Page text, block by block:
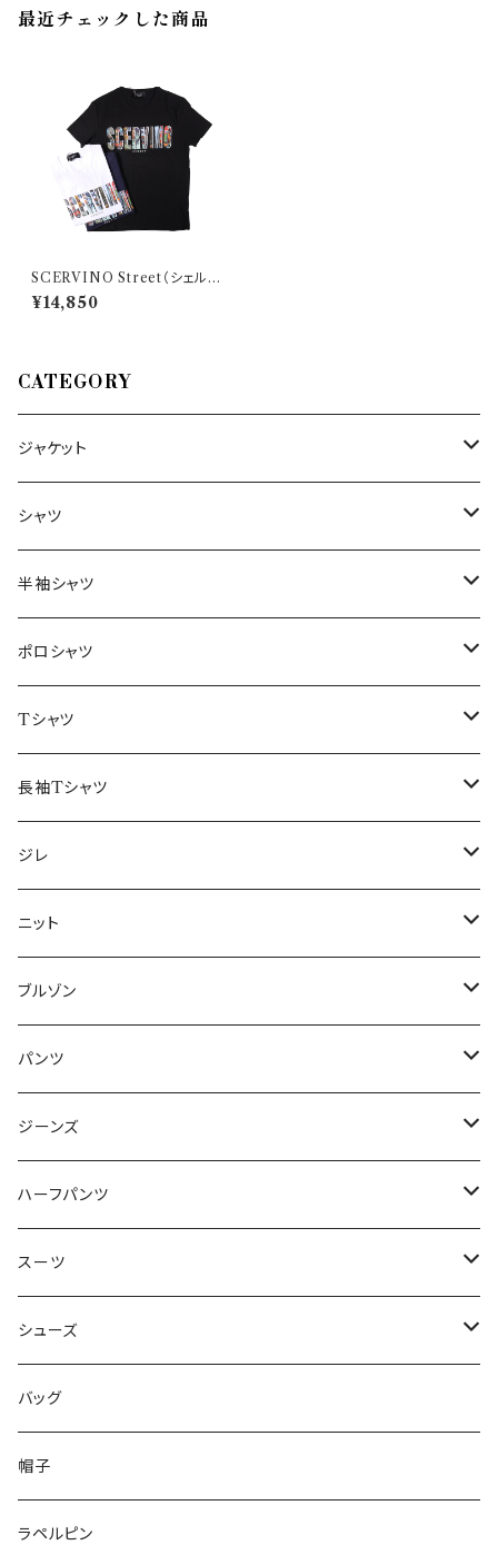
最近チェックした商品
SCERVINO Street（シェルヴ
ィーノ ストリート） Uネック半袖
¥14,850
CATEGORY
ジャケット
～44/S
46/M
48/L
50/XL～
シャツ
～44/S
46/M
48/L
50/XL～
半袖シャツ
～44/S
46/M
48/L
50/XL～
ポロシャツ
～44/S
46/M
48/L
50/XL～
Tシャツ
～44/S
46/M
48/L
50/XL～
長袖Tシャツ
～44/S
46/M
48/L
50/XL～
ジレ
～44/S
46/M
48/L
50/XL～
ニット
～44/S
46/M
48/L
50/XL～
ブルゾン
～44/S
46/M
48/L
50/XL～
パンツ
～44/S
46/M
48/L
50/XL～
ジーンズ
～44/S
46/M
48/L
50/XL～
ハーフパンツ
～44/S
46/M
48/L
50/XL～
スーツ
～44/S
46/M
48/L
50/XL～
シューズ
～25.5cm
26cm～
27cm～
バッグ
帽子
ラペルピン